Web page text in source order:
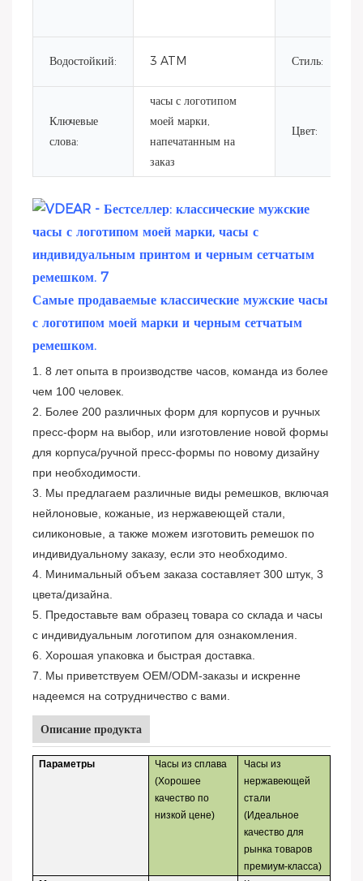
Водостойкий: 3 ATM Стиль:
Ключевые
слова:
часы с логотипом
моей марки,
напечатанным на
заказ
Цвет:
Самые продаваемые классические мужские часы
с логотипом моей марки и черным сетчатым
ремешком.
1. 8 лет опыта в производстве часов, команда из более
чем 100 человек.
2. Более 200 различных форм для корпусов и ручных
пресс-форм на выбор, или изготовление новой формы
для корпуса/ручной пресс-формы по новому дизайну
при необходимости.
3. Мы предлагаем различные виды ремешков, включая
нейлоновые, кожаные, из нержавеющей стали,
силиконовые, а также можем изготовить ремешок по
индивидуальному заказу, если это необходимо.
4. Минимальный объем заказа составляет 300 штук, 3
цвета/дизайна.
5. Предоставьте вам образец товара со склада и часы
с индивидуальным логотипом для ознакомления.
6. Хорошая упаковка и быстрая доставка.
7. Мы приветствуем OEM/ODM-заказы и искренне
надеемся на сотрудничество с вами.
Описание продукта
Параметры
Часы из сплава
(Хорошее
качество по
низкой цене)
Часы из
нержавеющей
стали
(Идеальное
качество для
рынка товаров
премиум-класса)